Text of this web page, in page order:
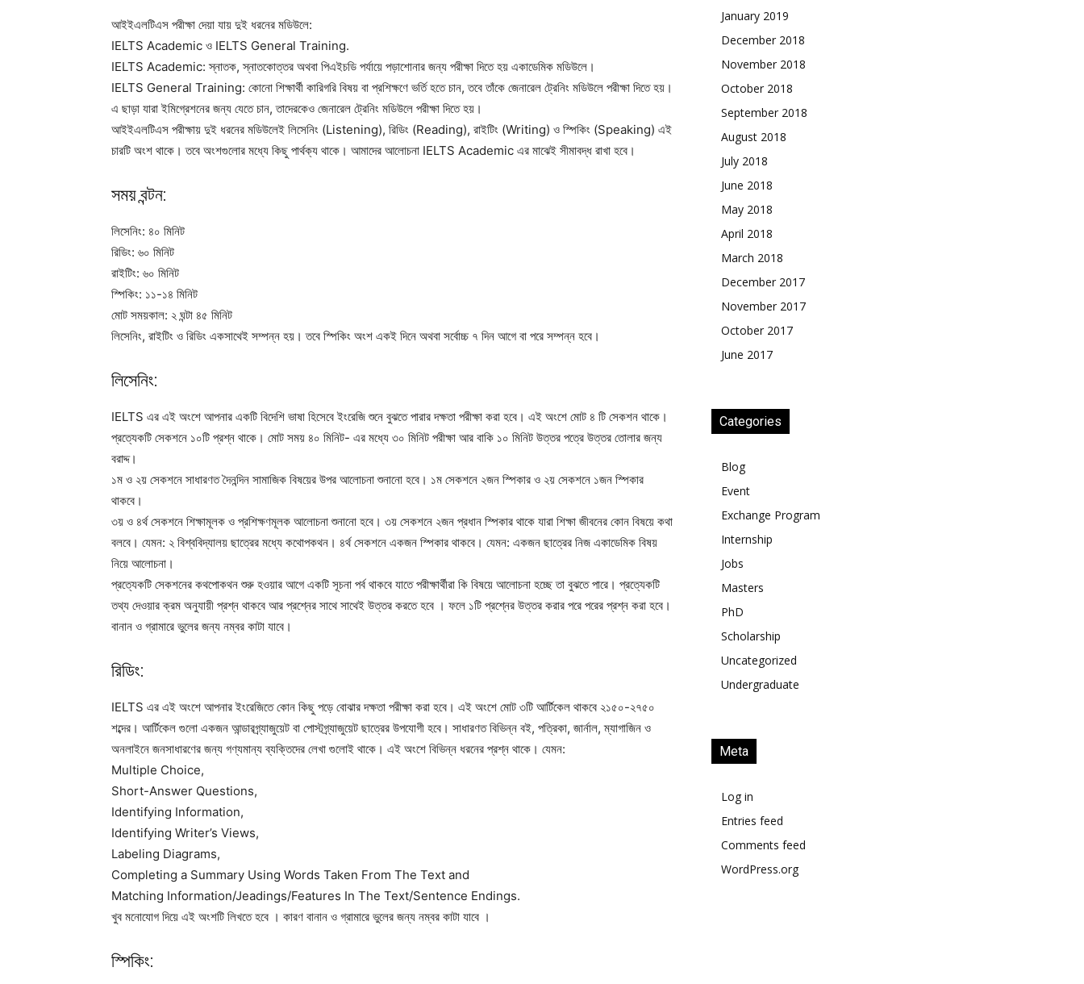
আইইএলটিএস পরীক্ষা দেয়া যায় দুই ধরনের মডিউলে:
IELTS Academic ও IELTS General Training.
IELTS Academic: স্নাতক, স্নাতকোত্তর অথবা পিএইচডি পর্যায়ে পড়াশোনার জন্য পরীক্ষা দিতে হয় একাডেমিক মডিউলে।
IELTS General Training: কোনো শিক্ষার্থী কারিগরি বিষয় বা প্রশিক্ষণে ভর্তি হতে চান, তবে তাঁকে জেনারেল ট্রেনিং মডিউলে পরীক্ষা দিতে হয়।
এ ছাড়া যারা ইমিগ্রেশনের জন্য যেতে চান, তাদেরকেও জেনারেল ট্রেনিং মডিউলে পরীক্ষা দিতে হয়।
আইইএলটিএস পরীক্ষায় দুই ধরনের মডিউলেই লিসেনিং (Listening), রিডিং (Reading), রাইটিং (Writing) ও স্পিকিং (Speaking) এই
চারটি অংশ থাকে। তবে অংশগুলোর মধ্যে কিছু পার্থক্য থাকে। আমাদের আলোচনা IELTS Academic এর মাঝেই সীমাবদ্ধ রাখা হবে।
সময় বন্টন:
লিসেনিং: ৪০ মিনিট
রিডিং: ৬০ মিনিট
রাইটিং: ৬০ মিনিট
স্পিকিং: ১১-১৪ মিনিট
মোট সময়কাল: ২ ঘন্টা ৪৫ মিনিট
লিসেনিং, রাইটিং ও রিডিং একসাথেই সম্পন্ন হয়। তবে স্পিকিং অংশ একই দিনে অথবা সর্বোচ্চ ৭ দিন আগে বা পরে সম্পন্ন হবে।
লিসেনিং:
IELTS এর এই অংশে আপনার একটি বিদেশি ভাষা হিসেবে ইংরেজি শুনে বুঝতে পারার দক্ষতা পরীক্ষা করা হবে। এই অংশে মোট ৪ টি সেকশন থাকে।
প্রত্যেকটি সেকশনে ১০টি প্রশ্ন থাকে। মোট সময় ৪০ মিনিট- এর মধ্যে ৩০ মিনিট পরীক্ষা আর বাকি ১০ মিনিট উত্তর পত্রে উত্তর তোলার জন্য
বরাদ্দ।
১ম ও ২য় সেকশনে সাধারণত দৈনন্দিন সামাজিক বিষয়ের উপর আলোচনা শুনানো হবে। ১ম সেকশনে ২জন স্পিকার ও ২য় সেকশনে ১জন স্পিকার
থাকবে।
৩য় ও ৪র্থ সেকশনে শিক্ষামূলক ও প্রশিক্ষণমূলক আলোচনা শুনানো হবে। ৩য় সেকশনে ২জন প্রধান স্পিকার থাকে যারা শিক্ষা জীবনের কোন বিষয়ে কথা
বলবে। যেমন: ২ বিশ্ববিদ্যালয় ছাত্রের মধ্যে কথোপকথন। ৪র্থ সেকশনে একজন স্পিকার থাকবে। যেমন: একজন ছাত্রের নিজ একাডেমিক বিষয়
নিয়ে আলোচনা।
প্রত্যেকটি সেকশনের কথপোকথন শুরু হওয়ার আগে একটি সূচনা পর্ব থাকবে যাতে পরীক্ষার্থীরা কি বিষয়ে আলোচনা হচ্ছে তা বুঝতে পারে। প্রত্যেকটি
তথ্য দেওয়ার ক্রম অনুযায়ী প্রশ্ন থাকবে আর প্রশ্নের সাথে সাথেই উত্তর করতে হবে । ফলে ১টি প্রশ্নের উত্তর করার পরে পরের প্রশ্ন করা হবে।
বানান ও গ্রামারে ভুলের জন্য নম্বর কাটা যাবে।
রিডিং:
IELTS এর এই অংশে আপনার ইংরেজিতে কোন কিছু পড়ে বোঝার দক্ষতা পরীক্ষা করা হবে। এই অংশে মোট ৩টি আর্টিকেল থাকবে ২১৫০-২৭৫০
শব্দের। আর্টিকেল গুলো একজন আন্ডারগ্র্যাজুয়েট বা পোস্টগ্র্যাজুয়েট ছাত্রের উপযোগী হবে। সাধারণত বিভিন্ন বই, পত্রিকা, জার্নাল, ম্যাগাজিন ও
অনলাইনে জনসাধারণের জন্য গণ্যমান্য ব্যক্তিদের লেখা গুলোই থাকে। এই অংশে বিভিন্ন ধরনের প্রশ্ন থাকে। যেমন:
Multiple Choice,
Short-Answer Questions,
Identifying Information,
Identifying Writer’s Views,
Labeling Diagrams,
Completing a Summary Using Words Taken From The Text and
Matching Information/Jeadings/Features In The Text/Sentence Endings.
খুব মনোযোগ দিয়ে এই অংশটি লিখতে হবে । কারণ বানান ও গ্রামারে ভুলের জন্য নম্বর কাটা যাবে ।
স্পিকিং:
January 2019
December 2018
November 2018
October 2018
September 2018
August 2018
July 2018
June 2018
May 2018
April 2018
March 2018
December 2017
November 2017
October 2017
June 2017
Categories
Blog
Event
Exchange Program
Internship
Jobs
Masters
PhD
Scholarship
Uncategorized
Undergraduate
Meta
Log in
Entries feed
Comments feed
WordPress.org